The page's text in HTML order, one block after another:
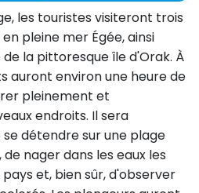
les touristes visiteront trois
pleine mer Égée, ainsi
la pittoresque île d'Orak. À
auront environ une heure de
pleinement et
endroits. Il sera
détendre sur une plage
nager dans les eaux les
et, bien sûr, d'observer